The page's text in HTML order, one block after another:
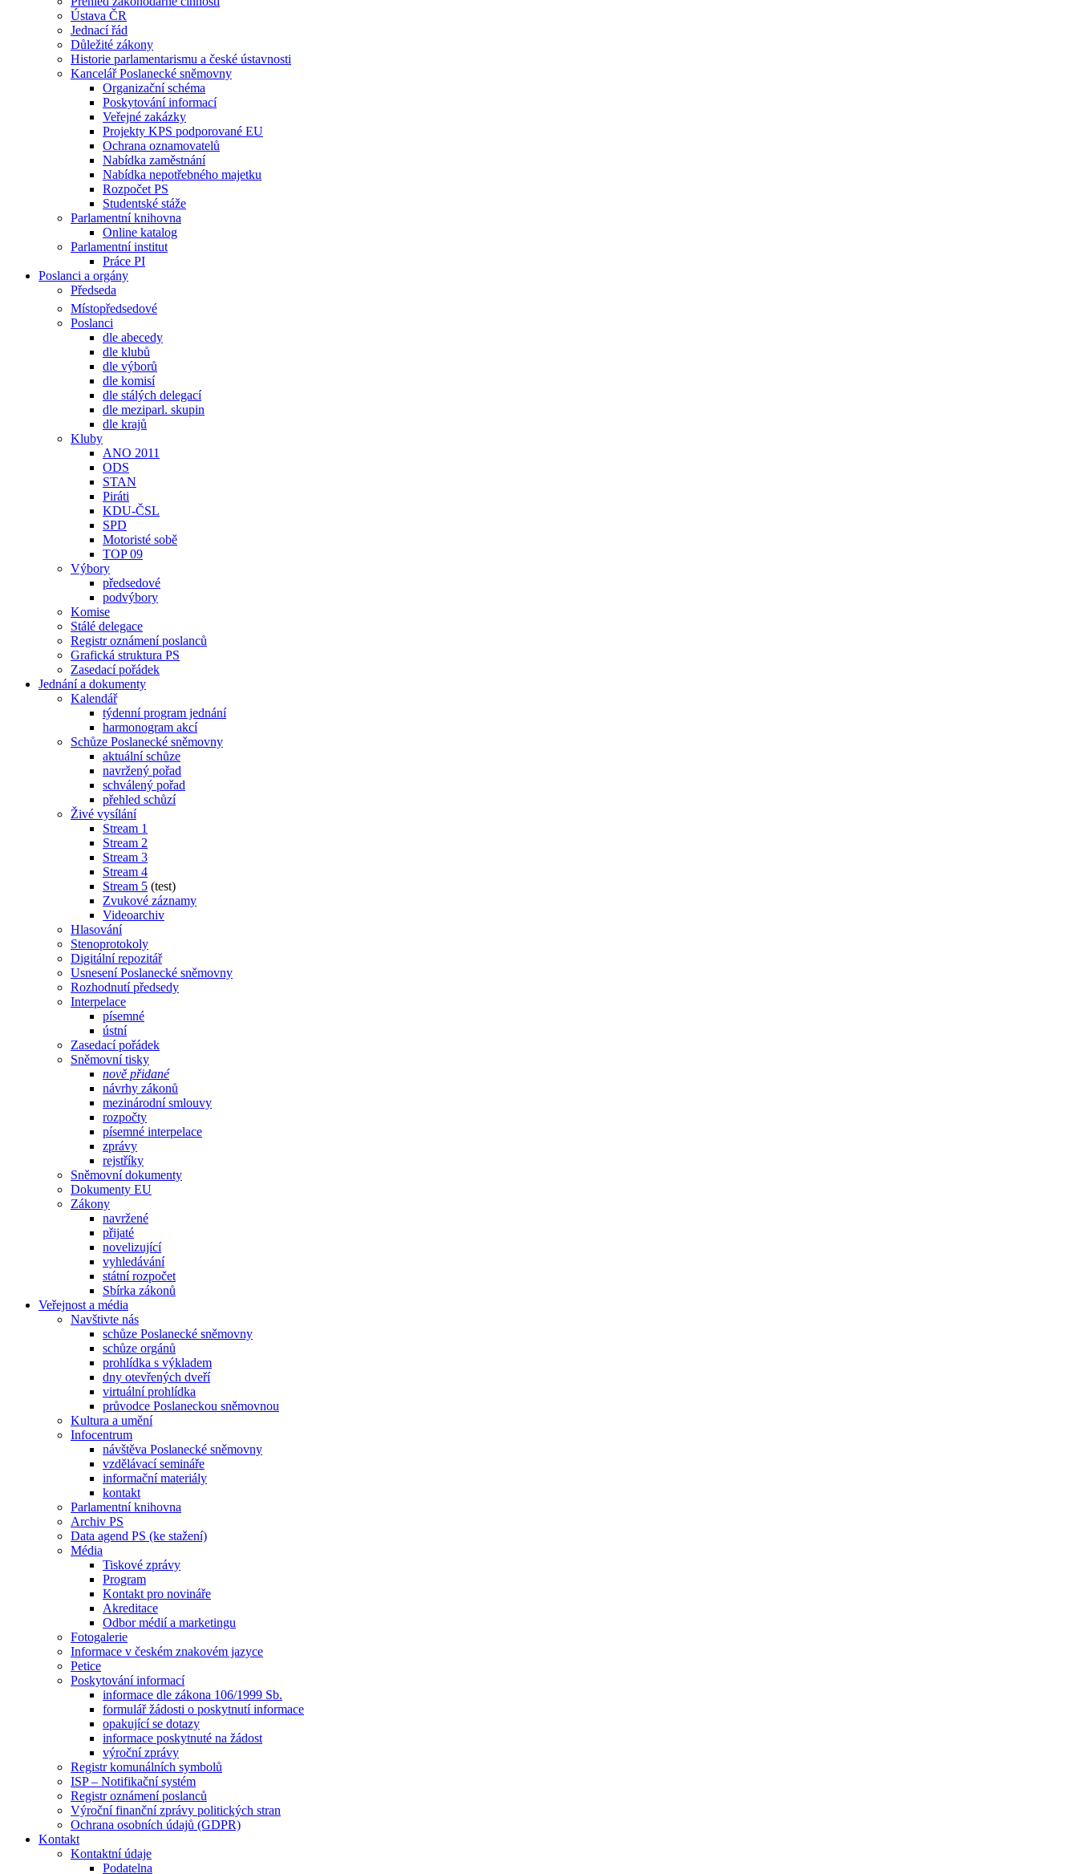
Ústava ČR
Jednací řád
Důležité zákony
Historie parlamentarismu a české ústavnosti
Kancelář Poslanecké sněmovny
Organizační schéma
Poskytování informací
Veřejné zakázky
Projekty KPS podporované EU
Ochrana oznamovatelů
Nabídka zaměstnání
Nabídka nepotřebného majetku
Rozpočet PS
Studentské stáže
Parlamentní knihovna
Online katalog
Parlamentní institut
Práce PI
Poslanci a orgány
Předseda
Místopředsedové
Poslanci
dle abecedy
dle klubů
dle výborů
dle komisí
dle stálých delegací
dle meziparl. skupin
dle krajů
Kluby
ANO 2011
ODS
STAN
Piráti
KDU-ČSL
SPD
Motoristé sobě
TOP 09
Výbory
předsedové
podvýbory
Komise
Stálé delegace
Registr oznámení poslanců
Grafická struktura PS
Zasedací pořádek
Jednání a dokumenty
Kalendář
týdenní program jednání
harmonogram akcí
Schůze Poslanecké sněmovny
aktuální schůze
navržený pořad
schválený pořad
přehled schůzí
Živé vysílání
Stream 1
Stream 2
Stream 3
Stream 4
Stream 5 (test)
Zvukové záznamy
Videoarchiv
Hlasování
Stenoprotokoly
Digitální repozitář
Usnesení Poslanecké sněmovny
Rozhodnutí předsedy
Interpelace
písemné
ústní
Zasedací pořádek
Sněmovní tisky
nově přidané
návrhy zákonů
mezinárodní smlouvy
rozpočty
písemné interpelace
zprávy
rejstříky
Sněmovní dokumenty
Dokumenty EU
Zákony
navržené
přijaté
novelizující
vyhledávání
státní rozpočet
Sbírka zákonů
Veřejnost a média
Navštivte nás
schůze Poslanecké sněmovny
schůze orgánů
prohlídka s výkladem
dny otevřených dveří
virtuální prohlídka
průvodce Poslaneckou sněmovnou
Kultura a umění
Infocentrum
návštěva Poslanecké sněmovny
vzdělávací semináře
informační materiály
kontakt
Parlamentní knihovna
Archiv PS
Data agend PS (ke stažení)
Média
Tiskové zprávy
Program
Kontakt pro novináře
Akreditace
Odbor médií a marketingu
Fotogalerie
Informace v českém znakovém jazyce
Petice
Poskytování informací
informace dle zákona 106/1999 Sb.
formulář žádosti o poskytnutí informace
opakující se dotazy
informace poskytnuté na žádost
výroční zprávy
Registr komunálních symbolů
ISP – Notifikační systém
Registr oznámení poslanců
Výroční finanční zprávy politických stran
Ochrana osobních údajů (GDPR)
Kontakt
Kontaktní údaje
Podatelna